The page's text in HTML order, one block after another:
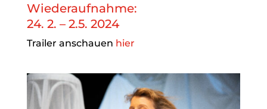
Wiederaufnahme:
24. 2. – 2.5. 2024
Trailer anschauen hier